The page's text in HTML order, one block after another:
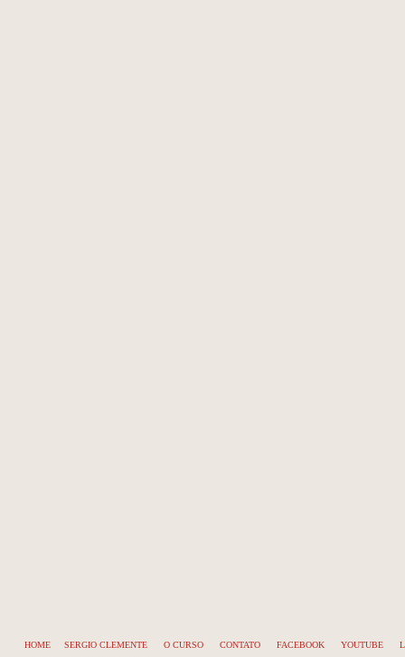
HOME SERGIO CLEMENTE O CURSO CONTATO FACEBOOK YOUTUBE